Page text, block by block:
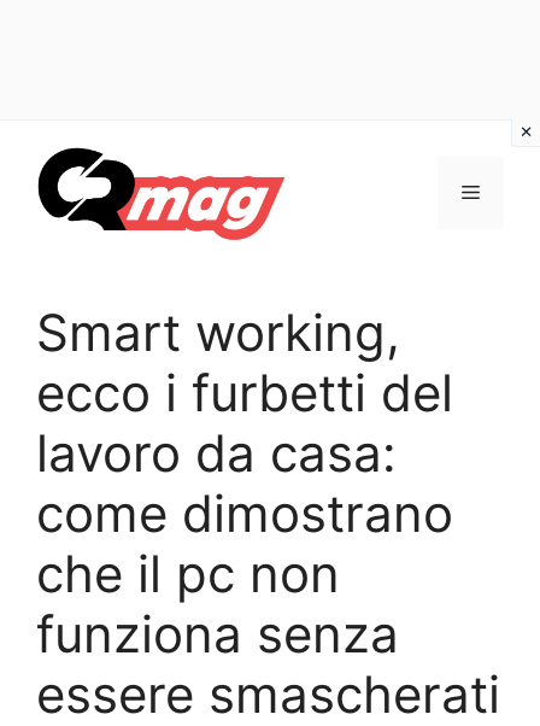
contenuto
Menu
Smart working,
ecco i furbetti del
lavoro da casa:
come dimostrano
che il pc non
funziona senza
essere smascherati